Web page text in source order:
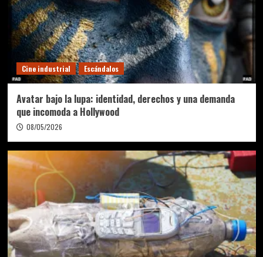
Cine industrial Escándalos
Avatar bajo la lupa: identidad, derechos y una demanda
que incomoda a Hollywood
08/05/2026